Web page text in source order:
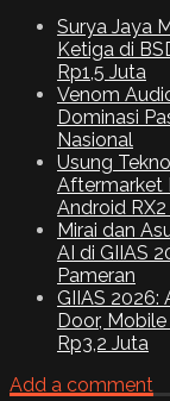
Surya Jaya
Ketiga di
Rp1,5 Juta
Venom
Dominasi
Nasional
Usung
Aftermarket
Android
Mirai dan
AI di GIIAS
Pameran
GIIAS
Door,
Rp3,2 Juta
Add a comment